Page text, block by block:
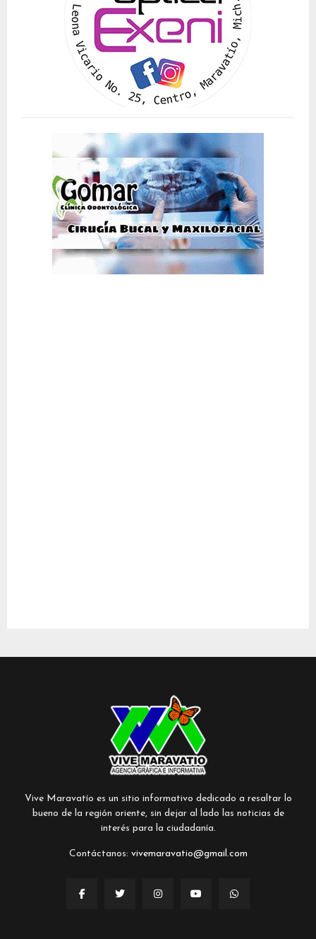
Vive Maravatío es un sitio informativo dedicado a resaltar lo
bueno de la región oriente, sin dejar al lado las noticias de
interés para la ciudadanía.
Contáctanos: vivemaravatio@gmail.com